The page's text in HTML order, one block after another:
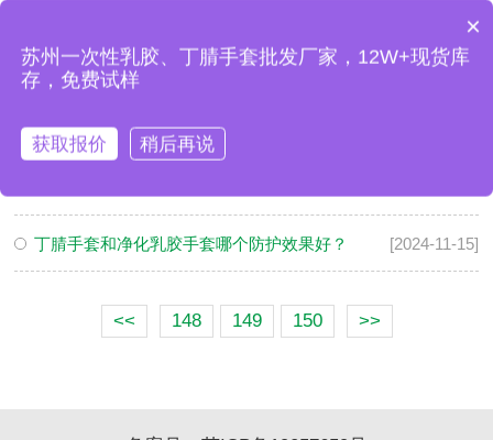
[2024-11-15]
乳胶手套和PVC手套的区别是什么
有哪些方法可以判断乳胶手套已经被化学物质损坏？
丁腈手套和净化乳胶手套哪个防护效果好？ [2024-11-15]
<< 148 149 150 >>
×
苏州一次性乳胶、丁腈手套批发厂家，12W+现货库
存，免费试样
获取报价 稍后再说